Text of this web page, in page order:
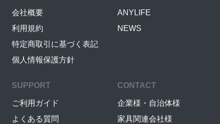
会社概要
利用規約
特定商取引に基づく表記
個人情報保護方針
ANYLIFE
NEWS
SUPPORT
ご利用ガイド
よくある質問
CONTACT
企業様・自治体様
家具関連会社様